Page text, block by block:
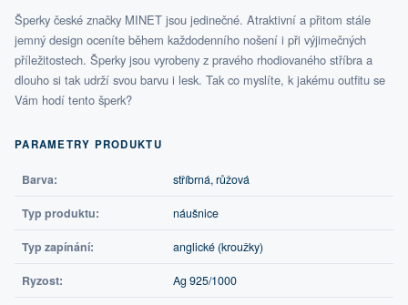
Šperky české značky MINET jsou jedinečné. Atraktivní a přitom stále
jemný design oceníte během každodenního nošení i při výjimečných
příležitostech. Šperky jsou vyrobeny z pravého rhodiovaného stříbra a
dlouho si tak udrží svou barvu i lesk. Tak co myslíte, k jakému outfitu se
Vám hodí tento šperk?
PARAMETRY PRODUKTU
Barva: stříbrná, růžová
Typ produktu: náušnice
Typ zapínání: anglické (kroužky)
Ryzost: Ag 925/1000